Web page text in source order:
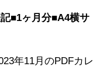
■1ヶ月分■A4横サ
年11月のPDFカレ